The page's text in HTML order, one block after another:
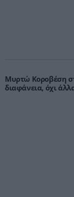
Μυρτώ Κοροβέση
διαφάνεια, όχι